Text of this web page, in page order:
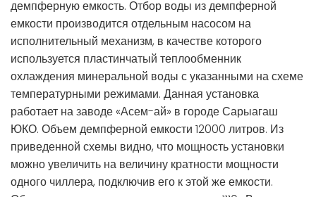
демпферную емкость. Отбор воды из демпферной
емкости производится отдельным насосом на
исполнительный механизм, в качестве которого
используется пластинчатый теплообменник
охлаждения минеральной воды с указанными на схеме
температурными режимами. Данная установка
работает на заводе «Асем-ай» в городе Сарыагаш
ЮКО. Объем демпферной емкости 12000 литров. Из
приведенной схемы видно, что мощность установки
можно увеличить на величину кратности мощности
одного чиллера, подключив его к этой же емкости.